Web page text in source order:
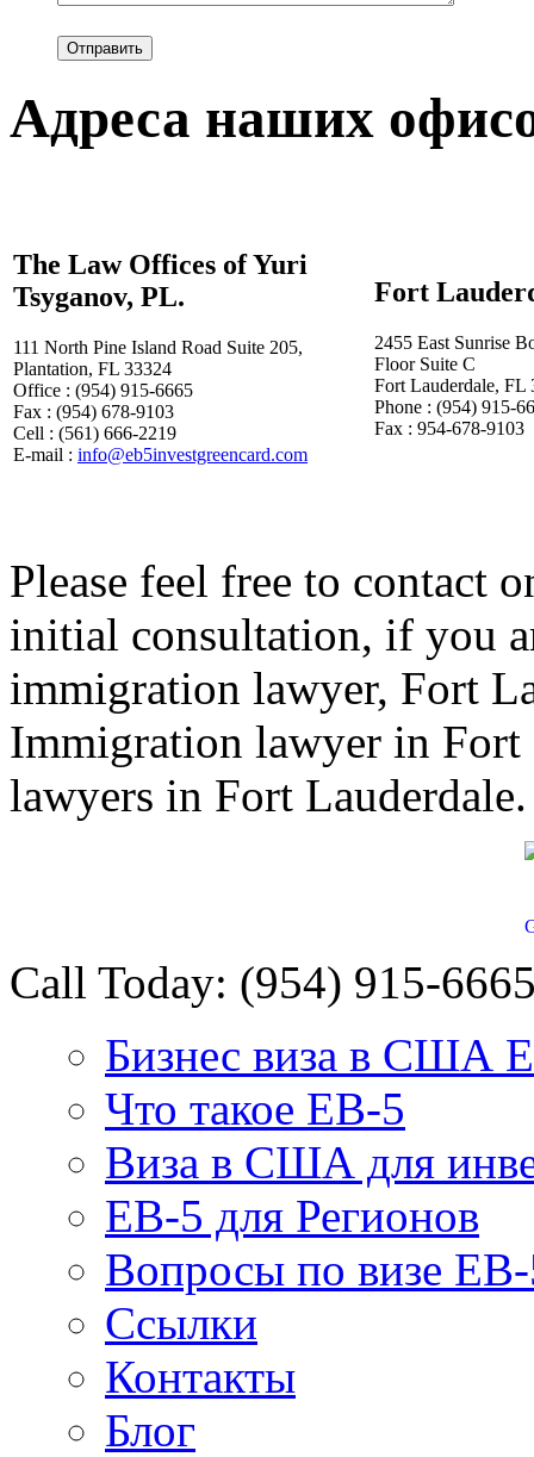
Адреса наших
The Law Offices of Yuri
Tsyganov, PL.
111 North Pine Island Road Suite 205,
Plantation, FL 33324
Office : (954) 915-6665
Fax : (954) 678-9103
Cell : (561) 666-2219
E-mail : info@eb5investgreencard.com
Fort
2455 East Sunrise
Floor Suite C
Fort Lauderdale, FL
Phone : (954) 915-
Fax : 954-678-9103
Please feel free to contact
initial consultation, if you
immigration lawyer, Fort
Immigration lawyer in
lawyers in Fort Lauderdale.
Call Today: (954) 915-
Бизнес виза в США
Что такое EB-5
Виза в США для
EB-5 для Регионов
Вопросы по визе
Ссылки
Контакты
Блог